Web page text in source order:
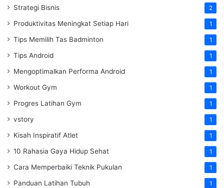
Strategi Bisnis 2
Produktivitas Meningkat Setiap Hari 1
Tips Memilih Tas Badminton 1
Tips Android 1
Mengoptimalkan Performa Android 1
Workout Gym 1
Progres Latihan Gym 1
vstory 1
Kisah Inspiratif Atlet 1
10 Rahasia Gaya Hidup Sehat 1
Cara Memperbaiki Teknik Pukulan 1
Panduan Latihan Tubuh 1